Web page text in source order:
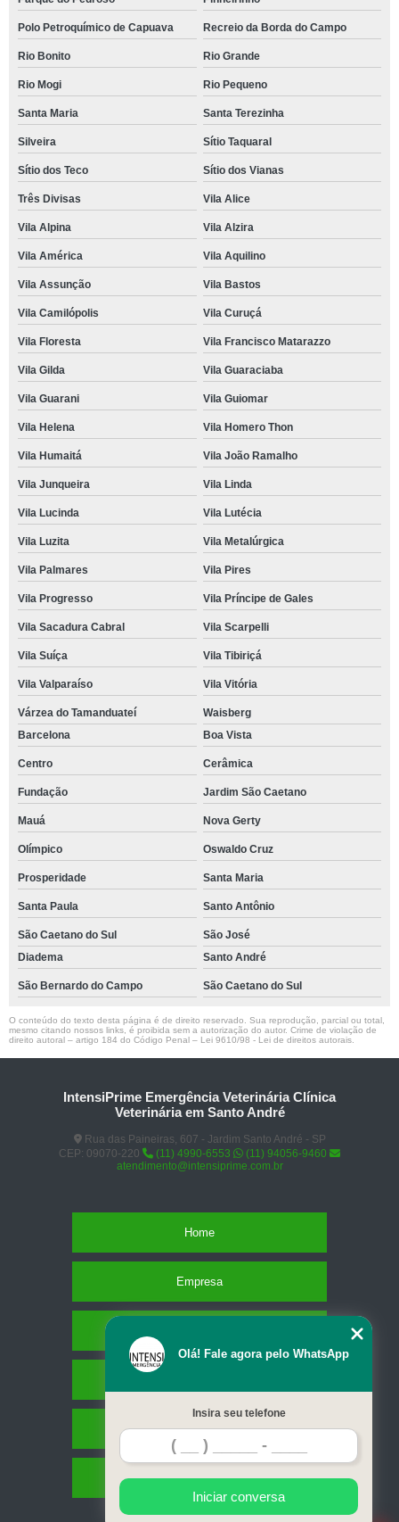
Polo Petroquímico de Capuava Recreio da Borda do Campo
Rio Bonito Rio Grande
Rio Mogi Rio Pequeno
Santa Maria Santa Terezinha
Silveira Sítio Taquaral
Sítio dos Teco Sítio dos Vianas
Três Divisas Vila Alice
Vila Alpina Vila Alzira
Vila América Vila Aquilino
Vila Assunção Vila Bastos
Vila Camilópolis Vila Curuçá
Vila Floresta Vila Francisco Matarazzo
Vila Gilda Vila Guaraciaba
Vila Guarani Vila Guiomar
Vila Helena Vila Homero Thon
Vila Humaitá Vila João Ramalho
Vila Junqueira Vila Linda
Vila Lucinda Vila Lutécia
Vila Luzita Vila Metalúrgica
Vila Palmares Vila Pires
Vila Progresso Vila Príncipe de Gales
Vila Sacadura Cabral Vila Scarpelli
Vila Suíça Vila Tibiriçá
Vila Valparaíso Vila Vitória
Várzea do Tamanduateí
Waisberg
Barcelona
Boa Vista
Centro Cerâmica
Fundação Jardim São Caetano
Mauá Nova Gerty
Olímpico Oswaldo Cruz
Prosperidade Santa Maria
Santa Paula Santo Antônio
São Caetano do Sul
São José
Diadema
Santo André
São Bernardo do Campo São Caetano do Sul
O conteúdo do texto desta página é de direito reservado. Sua reprodução, parcial ou total,
mesmo citando nossos links, é proibida sem a autorização do autor. Crime de violação de
direito autoral – artigo 184 do Código Penal – Lei 9610/98 - Lei de direitos autorais
IntensiPrime Emergência Veterinária Clínica
Veterinária em Santo André
Rua das Paineiras, 607 - Jardim Santo André - SP
CEP: 09070-220
(11) 4990-6553
(11) 94056-9460
atendimento@intensiprime.com.br
Home
Empresa
Contato
Mapa do site
Olá! Fale agora pelo WhatsApp
Insira seu telefone
Iniciar conversa